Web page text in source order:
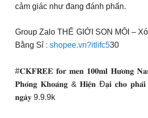
cảm giác như đang đánh phấn.
Group Zalo THẾ GIỚI SON MÔI –
Bằng Sỉ : shopee.vn?itlifc530
#𝐂𝐊𝐅𝐑𝐄𝐄 𝐟𝐨𝐫 𝐦𝐞𝐧 𝟏𝟎𝟎𝐦𝐥 𝐇𝐮̛𝐨̛𝐧𝐠
𝐏𝐡𝐨́𝐧𝐠 𝐊𝐡𝐨𝐚́𝐧𝐠 & 𝐇𝐢𝐞̣̂𝐧 Đ𝐚̣𝐢 𝐜𝐡𝐨
𝐧𝐠𝐚̀𝐲 9.9.9k